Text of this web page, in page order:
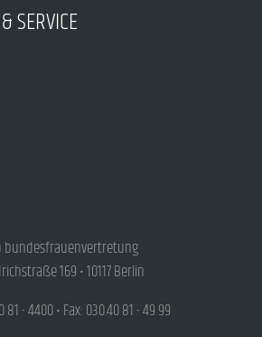
SERVICE
bundesfrauenvertretung
169 • 10117 Berlin
81 - 4400 • Fax: 030.40 81 - 49 99